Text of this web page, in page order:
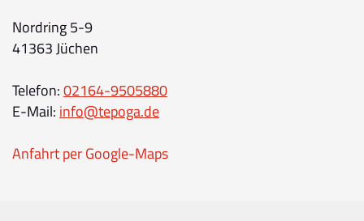
Nordring 5-9
41363 Jüchen
Telefon:02164-9505880
E-Mail: info@tepoga.de
Anfahrt per Google-Maps